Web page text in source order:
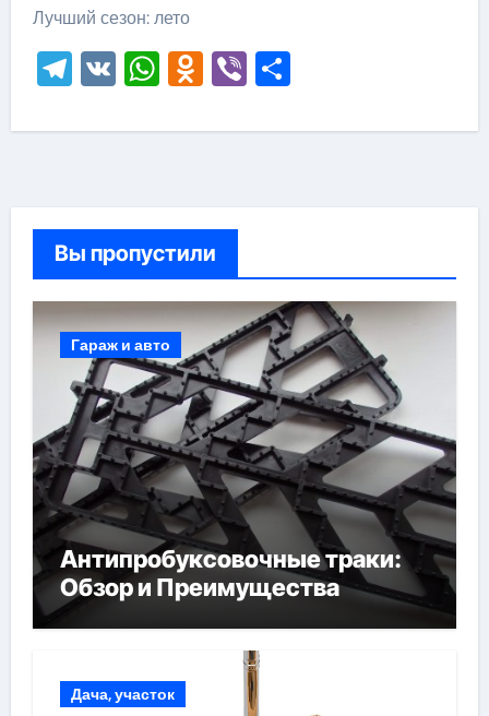
Лучший сезон: лето
Telegram
VKWhatsApp
Odnoklassniki
ViberОтправить
Вы пропустили
Гараж и авто
Антипробуксовочные траки:
Обзор и Преимущества
Дача, участок